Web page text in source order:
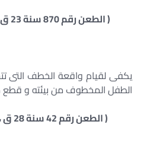
( الطعن رقم 870 سنة 23 ق ، جلسة 22/6/1953 )
يكفى لقيام واقعة الخطف التى
الطفل المخطوف من بيئته و قطع
( الطعن رقم 42 سنة 28 ق ، جلسة 19/5/1958 )